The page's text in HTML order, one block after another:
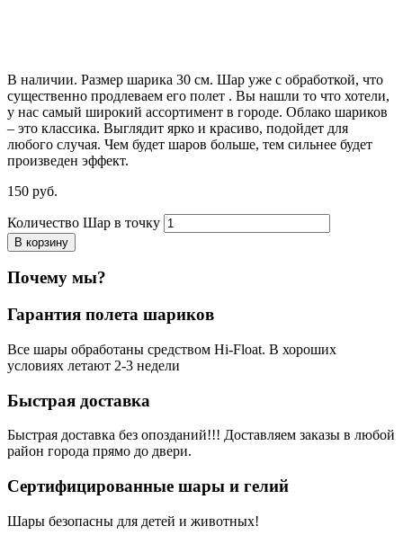
В наличии. Размер шарика 30 см. Шар уже с обработкой, что
существенно продлеваем его полет . Вы нашли то что хотели,
у нас самый широкий ассортимент в городе. Облако шариков
– это классика. Выглядит ярко и красиво, подойдет для
любого случая. Чем будет шаров больше, тем сильнее будет
произведен эффект.
150 руб.
Количество Шар в точку
В корзину
Почему мы?
Гарантия полета шариков
Все шары обработаны средством Hi-Float. В хороших
условиях летают 2-3 недели
Быстрая доставка
Быстрая доставка без опозданий!!! Доставляем заказы в любой
район города прямо до двери.
Сертифицированные шары и гелий
Шары безопасны для детей и животных!